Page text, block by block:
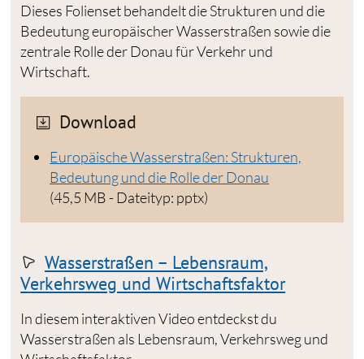
Dieses Folienset behandelt die Strukturen und die
Bedeutung europäischer Wasserstraßen sowie die
zentrale Rolle der Donau für Verkehr und
Wirtschaft.
Download
Europäische Wasserstraßen: Strukturen,
Bedeutung und die Rolle der Donau
(45,5 MB - Dateityp: pptx)
Wasserstraßen – Lebensraum,
Verkehrsweg und Wirtschaftsfaktor
In diesem interaktiven Video entdeckst du
Wasserstraßen als Lebensraum, Verkehrsweg und